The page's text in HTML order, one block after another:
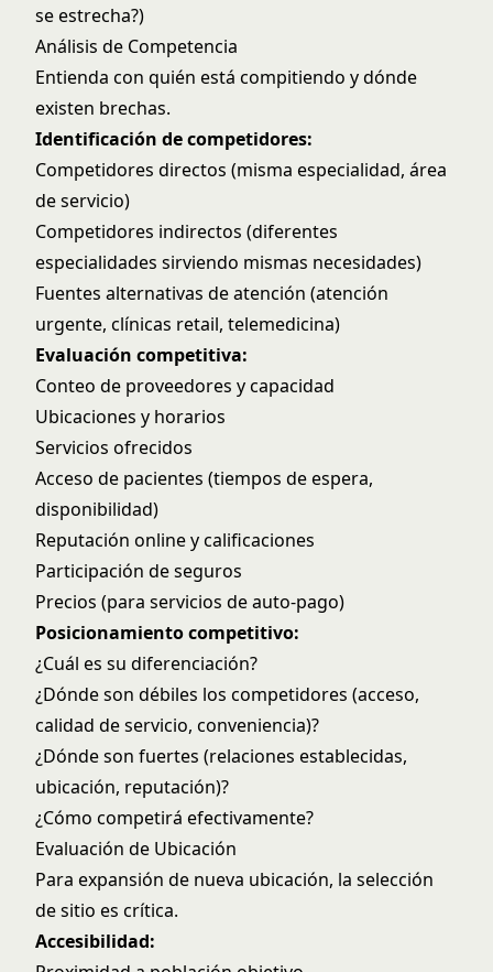
se estrecha?)
Análisis de Competencia
Entienda con quién está compitiendo y dónde
existen brechas.
Identificación de competidores:
Competidores directos (misma especialidad, área
de servicio)
Competidores indirectos (diferentes
especialidades sirviendo mismas necesidades)
Fuentes alternativas de atención (atención
urgente, clínicas retail, telemedicina)
Evaluación competitiva:
Conteo de proveedores y capacidad
Ubicaciones y horarios
Servicios ofrecidos
Acceso de pacientes (tiempos de espera,
disponibilidad)
Reputación online y calificaciones
Participación de seguros
Precios (para servicios de auto-pago)
Posicionamiento competitivo:
¿Cuál es su diferenciación?
¿Dónde son débiles los competidores (acceso,
calidad de servicio, conveniencia)?
¿Dónde son fuertes (relaciones establecidas,
ubicación, reputación)?
¿Cómo competirá efectivamente?
Evaluación de Ubicación
Para expansión de nueva ubicación, la selección
de sitio es crítica.
Accesibilidad: